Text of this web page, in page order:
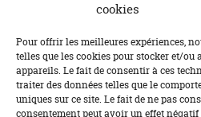
cookies
Pour offrir les meilleures expériences,
telles que les cookies pour stocker et/
appareils. Le fait de consentir à ces
traiter des données telles que le
uniques sur ce site. Le fait de ne pas
consentement peut avoir un effet
S’INSCRIRE À LA
Abonnez-vous à notre
courant des dernières
crédit